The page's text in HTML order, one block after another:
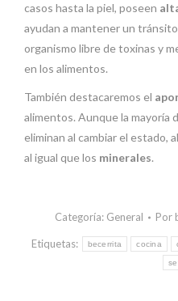
casos hasta la piel, poseen
ayudan a mantener un
organismo libre de toxinas y
en los alimentos.
También destacaremos el
alimentos. Aunque la mayoría
eliminan al cambiar el estado,
al igual que los minerales.
Categoría: General Por
Etiquetas: becerrita cocina